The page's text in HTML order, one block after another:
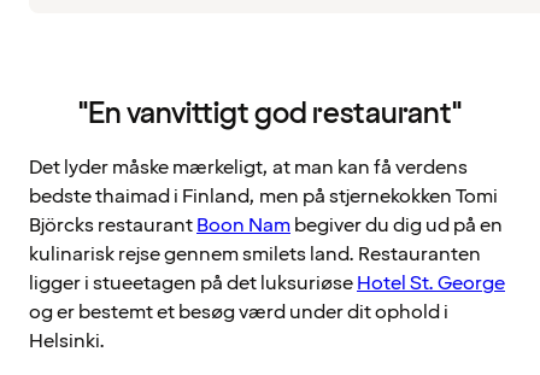
"En vanvittigt god restaurant"
Det lyder måske mærkeligt, at man kan få verdens
bedste thaimad i Finland, men på stjernekokken Tomi
Björcks restaurantBoon Nambegiver du dig ud på en
kulinarisk rejse gennem smilets land. Restauranten
ligger i stueetagen på det luksuriøseHotel St. George
og er bestemt et besøg værd under dit ophold i
Helsinki.